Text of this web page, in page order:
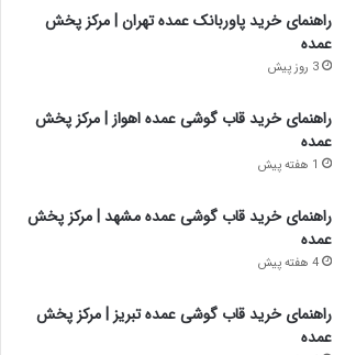
راهنمای خرید پاوربانک عمده تهران | مرکز پخش
عمده
3 روز پیش
راهنمای خرید قاب گوشی عمده اهواز | مرکز پخش
عمده
1 هفته پیش
راهنمای خرید قاب گوشی عمده مشهد | مرکز پخش
عمده
4 هفته پیش
راهنمای خرید قاب گوشی عمده تبریز | مرکز پخش
عمده